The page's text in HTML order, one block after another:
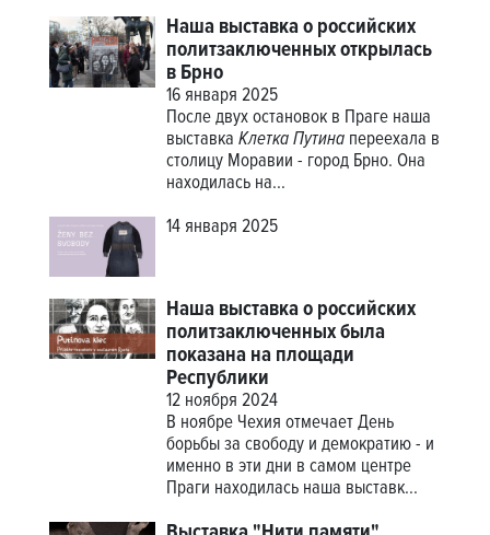
Наша выставка о российских
политзаключенных открылась
в Брно
16 января 2025
После двух остановок в Праге наша
выставкаКлетка Путина переехала в
столицу Моравии - город Брно. Она
находилась на...
14 января 2025
Наша выставка о российских
политзаключенных была
показана на площади
Республики
12 ноября 2024
В ноябре Чехия отмечает День
борьбы за свободу и демократию - и
именно в эти дни в самом центре
Праги находилась наша выставк...